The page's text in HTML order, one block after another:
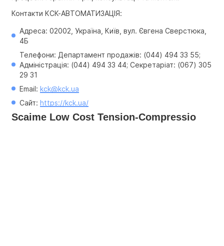
Контакти КСК-АВТОМАТИЗАЦІЯ:
Адреса: 02002, Україна, Київ, вул. Євгена Сверстюка,
4Б
Телефони: Департамент продажів: (044) 494 33 55;
Адміністрація: (044) 494 33 44; Секретаріат: (067) 305
29 31
Email: kck@kck.ua
Сайт: https://kck.ua/
Scaime Low Cost Tension-Compressio